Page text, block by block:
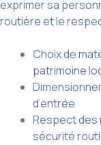
exprimer sa
routière et le
Choix de
patrimoine
d’entrée
Respect des
sécurité